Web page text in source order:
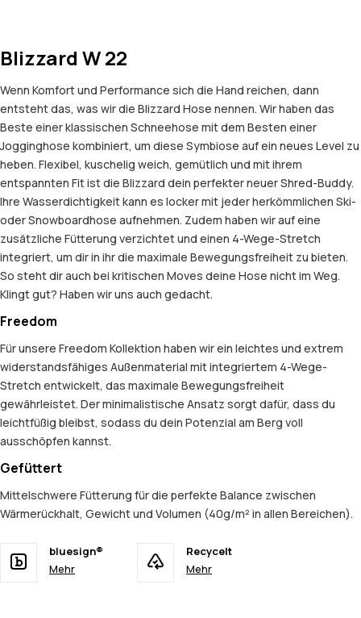
Blizzard W 22
Wenn Komfort und Performance sich die Hand reichen, dann
entsteht das, was wir die Blizzard Hose nennen. Wir haben das
Beste einer klassischen Schneehose mit dem Besten einer
Jogginghose kombiniert, um diese Symbiose auf ein neues Level zu
heben. Flexibel, kuschelig weich, gemütlich und mit ihrem
entspannten Fit ist die Blizzard dein perfekter neuer Shred-Buddy.
Ihre Wasserdichtigkeit kann es locker mit jeder herkömmlichen Ski-
oder Snowboardhose aufnehmen. Zudem haben wir auf eine
zusätzliche Fütterung verzichtet und einen 4-Wege-Stretch
integriert, um dir in ihr die maximale Bewegungsfreiheit zu bieten.
So steht dir auch bei kritischen Moves deine Hose nicht im Weg.
Klingt gut? Haben wir uns auch gedacht.
Freedom
Für unsere Freedom Kollektion haben wir ein leichtes und extrem
widerstandsfähiges Außenmaterial mit integriertem 4-Wege-
Stretch entwickelt, das maximale Bewegungsfreiheit
gewährleistet. Der minimalistische Ansatz sorgt dafür, dass du
leichtfüßig bleibst, sodass du dein Potenzial am Berg voll
ausschöpfen kannst.
Gefüttert
Mittelschwere Fütterung für die perfekte Balance zwischen
Wärmerückhalt, Gewicht und Volumen (40g/m² in allen Bereichen).
bluesign®
Mehr
Recycelt
Mehr